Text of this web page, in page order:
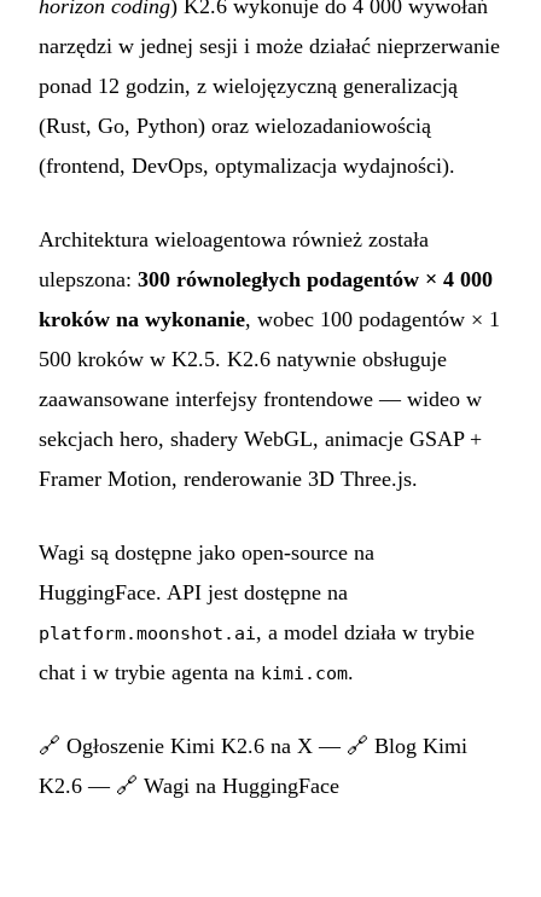
horizon coding) K2.6 wykonuje do 4 000 wywołań
narzędzi w jednej sesji i może działać nieprzerwanie
ponad 12 godzin, z wielojęzyczną generalizacją
(Rust, Go, Python) oraz wielozadaniowością
(frontend, DevOps, optymalizacja wydajności).
Architektura wieloagentowa również została
ulepszona: 300 równoległych podagentów × 4 000
kroków na wykonanie, wobec 100 podagentów × 1
500 kroków w K2.5. K2.6 natywnie obsługuje
zaawansowane interfejsy frontendowe — wideo w
sekcjach hero, shadery WebGL, animacje GSAP +
Framer Motion, renderowanie 3D Three.js.
Wagi są dostępne jako open-source na
HuggingFace. API jest dostępne na
platform.moonshot.ai , a model działa w trybie
chat i w trybie agenta na kimi.com.
🔗 Ogłoszenie Kimi K2.6 na X — 🔗 Blog Kimi
K2.6 — 🔗 Wagi na HuggingFace